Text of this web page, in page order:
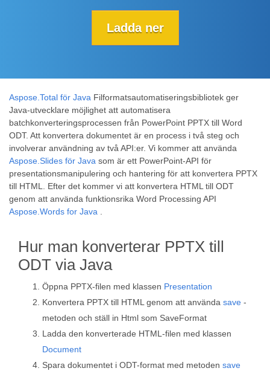
Ladda ner
Aspose.Total för Java Filformatsautomatiseringsbibliotek ger
Java-utvecklare möjlighet att automatisera
batchkonverteringsprocessen från PowerPoint PPTX till Word
ODT. Att konvertera dokumentet är en process i två steg och
involverar användning av två API:er. Vi kommer att använda
Aspose.Slides för Java som är ett PowerPoint-API för
presentationsmanipulering och hantering för att konvertera PPTX
till HTML. Efter det kommer vi att konvertera HTML till ODT
genom att använda funktionsrika Word Processing API
Aspose.Words for Java
Hur man konverterar PPTX till
ODT via Java
Öppna PPTX-filen med klassen Presentation
Konvertera PPTX till HTML genom att använda save -
metoden och ställ in Html som SaveFormat
Ladda den konverterade HTML-filen med klassen
Document
Spara dokumentet i ODT-format med metoden save